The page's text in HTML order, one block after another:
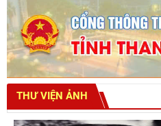
THƯ VIỆN ẢNH